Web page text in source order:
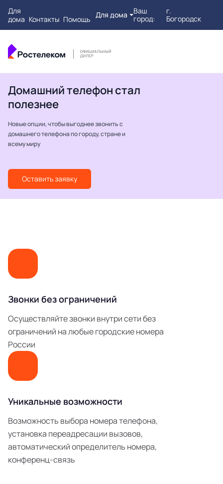
Для
дома Контакты Помощь Для дома
Ваш
город:
г.
Богородск
Домашний телефон стал
полезнее
Новые опции, чтобы выгоднее звонить с
домашнего телефона по городу, стране и
всему миру
Оставить заявку
Звонки без ограничений
Осуществляйте звонки внутри сети без
ограничений на любые городские номера
России
Уникальные возможности
Возможность выбора номера телефона,
установка переадресации вызовов,
автоматический определитель номера,
конференц-связь